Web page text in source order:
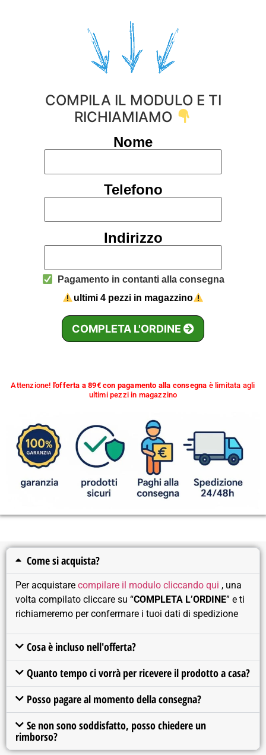
COMPILA IL MODULO E TI
RICHIAMIAMO
Nome
Telefono
Indirizzo
Pagamento in contanti alla consegna
ultimi 4 pezzi in magazzino
COMPLETA L'ORDINE
Attenzione! l'offerta a 89€ con pagamento alla consegna è limitata agli
ultimi pezzi in magazzino
Come si acquista?
Per acquistare compilare il modulo cliccando qui , una
volta compilato cliccare su “COMPLETA L’ORDINE” e ti
richiameremo per confermare i tuoi dati di spedizione
Cosa è incluso nell'offerta?
Quanto tempo ci vorrà per ricevere il prodotto a casa?
Posso pagare al momento della consegna?
Se non sono soddisfatto, posso chiedere un
rimborso?